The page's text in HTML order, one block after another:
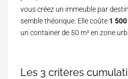
vous créez un immeuble par
semble théorique. Elle coûte 1
un container de 50 m² en zone
Les 3 critères